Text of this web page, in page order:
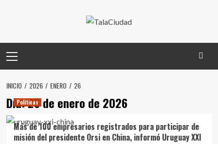
principal
INICIO 2026 ENERO 26
Día:26 de enero de 2026
Políticas
Más de 100 empresarios registrados para participar de
misión del presidente Orsi en China, informó Uruguay XXI